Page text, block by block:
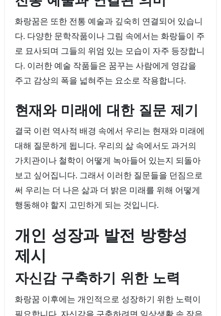
화랑꿈은 또한 전통 예술과 깊숙히 연결되어 있습니
다. 다양한 문학작품이나 그림 속에서는 화랑들이 주
로 묘사되며 그들의 위엄 있는 모습이 자주 등장합니
다. 이러한 예술 작품들은 꿈꾸는 사람에게 영감을
주고 감상의 폭을 넓혀주는 요소로 작용합니다.
현재와 미래에 대한 질문 제기
결국 이런 역사적 배경 속에서 우리는 현재와 미래에
대해 질문하게 됩니다. 우리의 삶 속에서도 과거의
가치관이나 철학이 어떻게 녹아들어 있는지 되돌아
보고 싶어집니다. 그래서 이러한 질문들을 던짐으로
써 우리는 더 나은 삶과 더 밝은 미래를 위해 어떻게
행동해야 할지 고민하게 되는 것입니다.
개인 성장과 발전 방향성
제시
자신감 구축하기 위한 노력
화랑꿈 이후에는 개인적으로 성장하기 위한 노력이
필요합니다. 자신감을 구축하려면 일상생활 속 작은